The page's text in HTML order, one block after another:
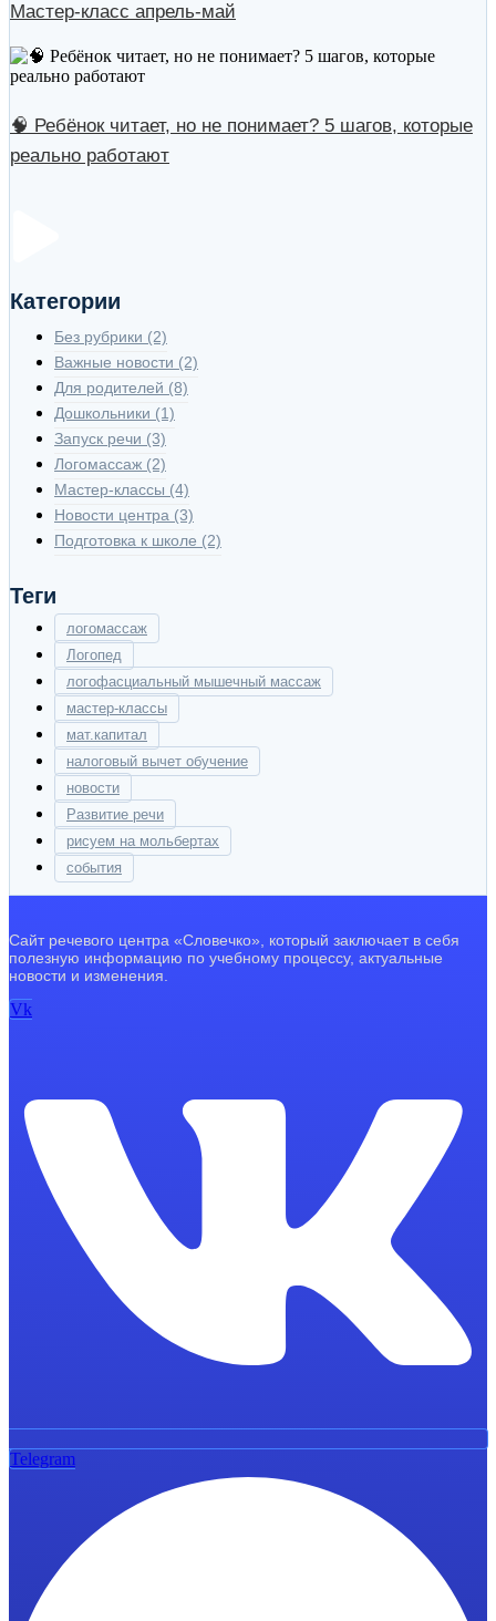
Мастер-класс апрель-май
🧠 Ребёнок читает, но не понимает? 5 шагов, которые
реально работают
Категории
Без рубрики (2)
Важные новости (2)
Для родителей (8)
Дошкольники (1)
Запуск речи (3)
Логомассаж (2)
Мастер-классы (4)
Новости центра (3)
Подготовка к школе (2)
Теги
логомассаж
Логопед
логофасциальный мышечный массаж
мастер-классы
мат.капитал
налоговый вычет обучение
новости
Развитие речи
рисуем на мольбертах
события
Сайт речевого центра «Словечко», который заключает в себя
полезную информацию по учебному процессу, актуальные
новости и изменения.
Vk
Telegram